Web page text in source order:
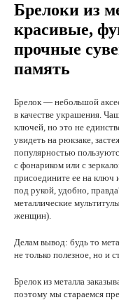
Брелоки из
красивые,
прочные
память
Брелок — небольшой
в качестве украшения.
ключей, но это не
увидеть на рюкзаке,
популярностью
с фонариком или с
присоедините ее на ключ
под рукой, удобно,
металлические
женщин).
Делам вывод: будь то
не только полезное, но и
Брелок из металла
поэтому мы стараемся